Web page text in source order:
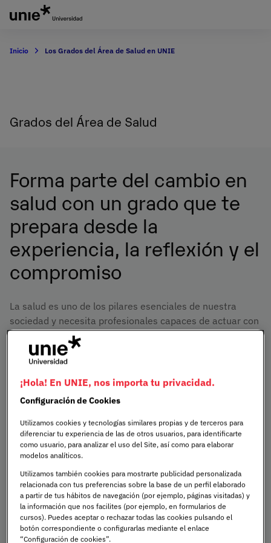
principal
Inicio Los Grados del Área de Salud en UNIE
Grados del Área de Salud
Forma parte del cambio en
salud con un grado que te
prepara desde la
experiencia, la reflexión y el
compromiso
La salud es uno de los pilares esenciales de nuestra
sociedad y necesita profesionales capaces de actuar con
criterio, sensibilidad y responsabilidad. En un mundo
donde los avances científicos, los desafíos éticos y las
necesidades sociales cambian constantemente, estudiar
Ciencias de la Salud implica mucho más que adquirir
humana y multidisciplinar sobre el cuidado de las
personas.
En UNIE Universidad aprenderás haciendo, con una
formación práctica y conectada con la realidad del
mundo sanitario. Desde el primer día participarás en
simulaciones clínicas, retos reales y proyectos en equipo
con estudiantes de otras disciplinas. Tendrás cerca a
docentes que también son profesionales en activo y que
te acompañarán en tu crecimiento.
¡Hola! En UNIE, nos importa tu privacidad.
Configuración de Cookies
Utilizamos cookies y tecnologías similares propias y de terceros para
diferenciar tu experiencia de las de otros usuarios, para identificarte
como usuario, para analizar el uso del Site, así como para elaborar
modelos analíticos.
Utilizamos también cookies para mostrarte publicidad personalizada
relacionada con tus preferencias sobre la base de un perfil elaborado
a partir de tus hábitos de navegación (por ejemplo, páginas visitadas) y
la información que nos facilites (por ejemplo, en formularios de
cursos). Puedes aceptar o rechazar todas las cookies pulsando el
botón correspondiente o configurarlas mediante el enlace
“Configuración de cookies”.